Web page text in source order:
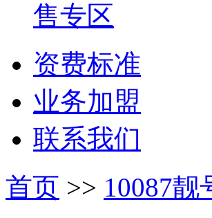
售专区
资费标准
业务加盟
联系我们
首页 >> 10087靓